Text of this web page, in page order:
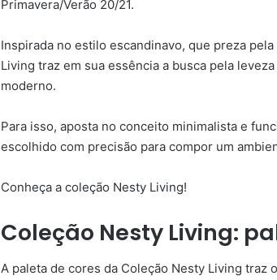
Primavera/Verão 20/21.
Inspirada no estilo escandinavo, que preza
Living traz em sua essência a busca pela
moderno.
Para isso, aposta no conceito minimalista e
escolhido com precisão para compor um
Conheça a coleção Nesty Living!
Coleção Nesty Living:
A paleta de cores da Coleção Nesty Living traz